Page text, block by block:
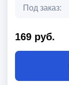
Под заказ:
169 руб.